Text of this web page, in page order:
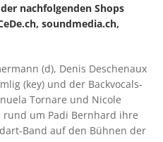
nachfolgenden Shops
soundmedia.ch,
(d), Denis Deschenaux
(key) und der Backvocals-
Tornare und Nicole
rund um Padi Bernhard ihre
Band auf den Bühnen der